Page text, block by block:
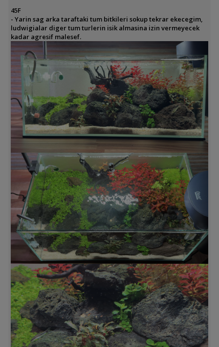
45F
- Yarin sag arka taraftaki tum bitkileri sokup tekrar ekecegim,
ludwigialar diger tum turlerin isik almasina izin vermeyecek
kadar agresif malesef.